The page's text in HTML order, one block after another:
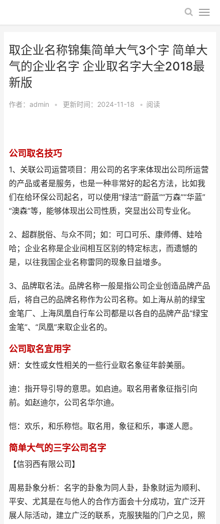
取企业名称锦集简单大气3个字 简单大
气的企业名字 企业取名字大全2018最
新版
作者： admin • 更新时间：2024-11-18 • 阅读
公司取名技巧
1、关联公司运营项目：用公司的名字来体现出公司所运营
的产品或者是服务，也是一种非常好的起名方法，比如我
们在给环保公司起名，可以使用“绿洁”“蔚蓝”“万森”“华蓝”
“澳森”等，能够体现出公司性质，突显出公司专业化。
2、超群脱俗、与众不同；如：可口可乐、康师傅、娃哈
哈；企业名称是企业间相互区别的特定标志，而遗憾的
是，以往我国企业名称雷同的现象日益增多。
3、品牌取名法。品牌名称一般是指公司企业创造品牌产品
后，将自己的品牌名称作为公司名称。如上海从前的绿宝
金笔厂、上海凤凰自行车公司都是以各自的品牌产品“绿宝
金笔”、“凤凰”来取企业名的。
公司取名宜用字
妍：女性或女性相关的一些行业取名象征年龄美丽。
迪：指开导引导的意思。如启迪。取名用者象征指引向
前。如赵迪尔，公司名华尔迪。
恺：欢乐，和乐称恺。取名用，象征和乐，事遂人愿。
简单大气的三字公司名字
【信羽西有限公司】
周易卦象分析：名字的卦象为同人卦，卦象财运为顺利、
平安、尤其是在与他人的合作方面会十分成功，宜广泛开
展人际活动，建立广泛的联系，克服狭隘的门户之见，照